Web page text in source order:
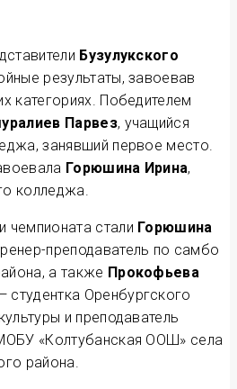
Бузулукского
результаты, завоевав
категориях. Победителем
Парвез, учащийся
занявший первое место.
Горюшина Ирина,
колледжа.
чемпионата стали Горюшина
преподаватель по самбо
а также Прокофьева
студентка Оренбургского
и преподаватель
«Колтубанская ООШ» села
района.